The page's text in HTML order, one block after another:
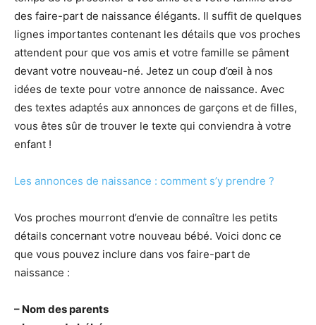
des faire-part de naissance élégants. Il suffit de quelques
lignes importantes contenant les détails que vos proches
attendent pour que vos amis et votre famille se pâment
devant votre nouveau-né. Jetez un coup d’œil à nos
idées de texte pour votre annonce de naissance. Avec
des textes adaptés aux annonces de garçons et de filles,
vous êtes sûr de trouver le texte qui conviendra à votre
enfant !
Les annonces de naissance : comment s’y prendre ?
Vos proches mourront d’envie de connaître les petits
détails concernant votre nouveau bébé. Voici donc ce
que vous pouvez inclure dans vos faire-part de
naissance :
– Nom des parents